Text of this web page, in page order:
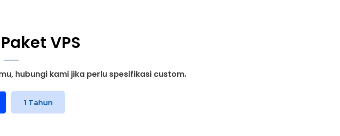
VPS
hubungi kami jika perlu spesifikasi custom.
1 Tahun